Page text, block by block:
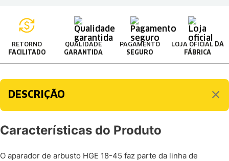
RETORNO
FACILITADO
QUALIDADE
GARANTIDA
PAGAMENTO
SEGURO
LOJA OFICIAL DA
FÁBRICA
DESCRIÇÃO
Características do Produto
O aparador de arbusto HGE 18-45 faz parte da linha de